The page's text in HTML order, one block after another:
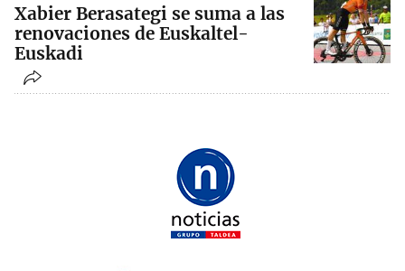
Xabier Berasategi se suma a las
renovaciones de Euskaltel-
Euskadi